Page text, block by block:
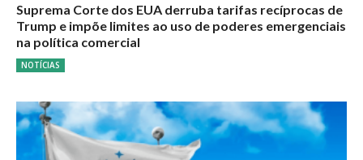
Suprema Corte dos EUA derruba tarifas recíprocas de
Trump e impõe limites ao uso de poderes emergenciais
na política comercial
NOTÍCIAS